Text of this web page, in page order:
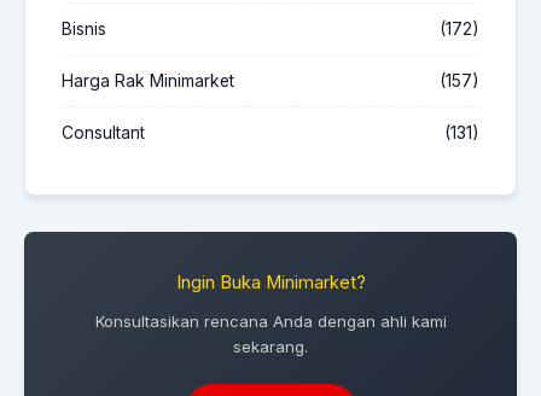
Bisnis (172)
Harga Rak Minimarket (157)
Consultant (131)
Ingin Buka Minimarket?
Konsultasikan rencana Anda dengan ahli kami
sekarang.